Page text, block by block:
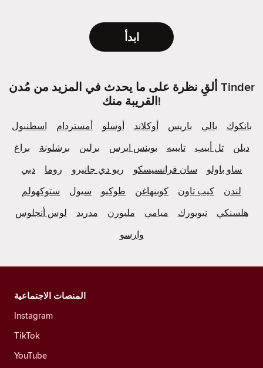
ابدأ
ألقِ نظرة على ما يحدث في المزيد من مُدن Tinder
القريبة منك!
اسطنبول أمستردام أوسلو أوكلاند باريس بالي
بانكوك
براغ
برشلونة برلين بوينس ايرس تايبيه تل أبيب
دبلن
دبي
روما ريو دي جانيرو سان فرانسيسكو
ساو باولو
ستوكهولم
سيول طوكيو كوبنهاغن كيب تاون
لندن
لوس أنجلوس
مدريد ملبورن ميامي نيويورك
هلسنكي
وارسو
المنصات الاجتماعية
Instagram
TikTok
YouTube